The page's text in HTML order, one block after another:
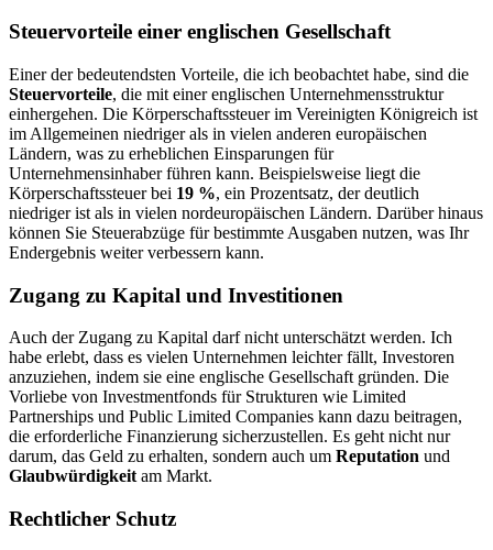
Steuervorteile einer englischen Gesellschaft
Einer der bedeutendsten Vorteile, die ich beobachtet habe, sind die
Steuervorteile, die mit einer englischen Unternehmensstruktur
einhergehen. Die Körperschaftssteuer im Vereinigten Königreich ist
im Allgemeinen niedriger als in vielen anderen europäischen
Ländern, was zu erheblichen Einsparungen für
Unternehmensinhaber führen kann. Beispielsweise liegt die
Körperschaftssteuer bei 19 %, ein Prozentsatz, der deutlich
niedriger ist als in vielen nordeuropäischen Ländern. Darüber hinaus
können Sie Steuerabzüge für bestimmte Ausgaben nutzen, was Ihr
Endergebnis weiter verbessern kann.
Zugang zu Kapital und Investitionen
Auch der Zugang zu Kapital darf nicht unterschätzt werden. Ich
habe erlebt, dass es vielen Unternehmen leichter fällt, Investoren
anzuziehen, indem sie eine englische Gesellschaft gründen. Die
Vorliebe von Investmentfonds für Strukturen wie Limited
Partnerships und Public Limited Companies kann dazu beitragen,
die erforderliche Finanzierung sicherzustellen. Es geht nicht nur
darum, das Geld zu erhalten, sondern auch um Reputation und
Glaubwürdigkeit am Markt.
Rechtlicher Schutz